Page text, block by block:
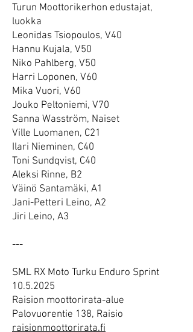
Turun Moottorikerhon edustajat,
luokka
Leonidas Tsiopoulos, V40
Hannu Kujala, V50
Niko Pahlberg, V50
Harri Loponen, V60
Mika Vuori, V60
Jouko Peltoniemi, V70
Sanna Wasström, Naiset
Ville Luomanen, C21
Ilari Nieminen, C40
Toni Sundqvist, C40
Aleksi Rinne, B2
Väinö Santamäki, A1
Jani-Petteri Leino, A2
Jiri Leino, A3
---
SML RX Moto Turku Enduro Sprint
10.5.2025
Raision moottorirata-alue
Palovuorentie 138, Raisio
raisionmoottorirata.fi